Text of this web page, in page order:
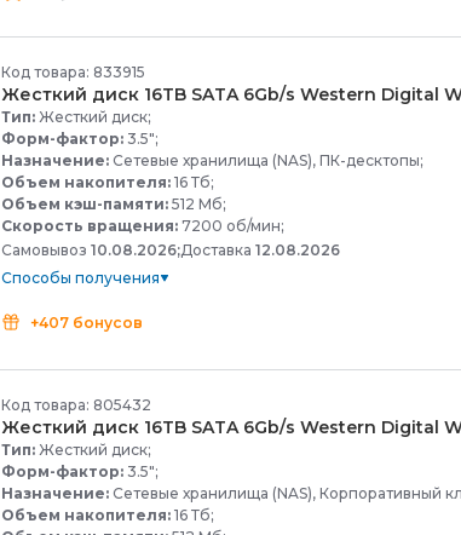
Код товара: 833915
Жесткий диск 16TB SATA 6Gb/s Western Digital
Тип: Жесткий диск;
Форм-фактор: 3.5";
Назначение: Сетевые хранилища (NAS), ПК-десктопы;
Объем накопителя: 16 Тб;
Объем кэш-памяти: 512 Мб;
Скорость вращения: 7200 об/мин;
Самовывоз 10.08.2026;Доставка 12.08.2026
Способы получения
+407 бонусов
Код товара: 805432
Жесткий диск 16TB SATA 6Gb/s Western Digital
Тип: Жесткий диск;
Форм-фактор: 3.5";
Назначение: Сетевые хранилища (NAS), Корпоративный
Объем накопителя: 16 Тб;